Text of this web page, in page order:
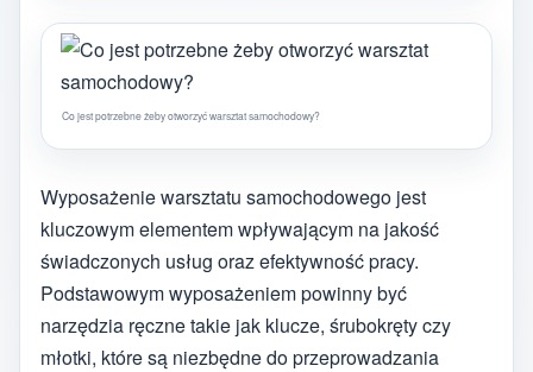
Co jest potrzebne żeby otworzyć warsztat samochodowy?
Wyposażenie warsztatu samochodowego jest
kluczowym elementem wpływającym na jakość
świadczonych usług oraz efektywność pracy.
Podstawowym wyposażeniem powinny być
narzędzia ręczne takie jak klucze, śrubokręty czy
młotki, które są niezbędne do przeprowadzania